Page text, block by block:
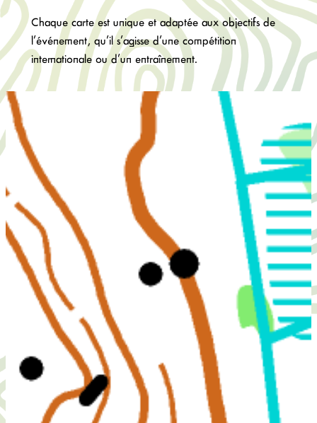
Chaque carte est unique et adaptée aux objectifs de
l’événement, qu’il s’agisse d’une compétition
internationale ou d’un entraînement.